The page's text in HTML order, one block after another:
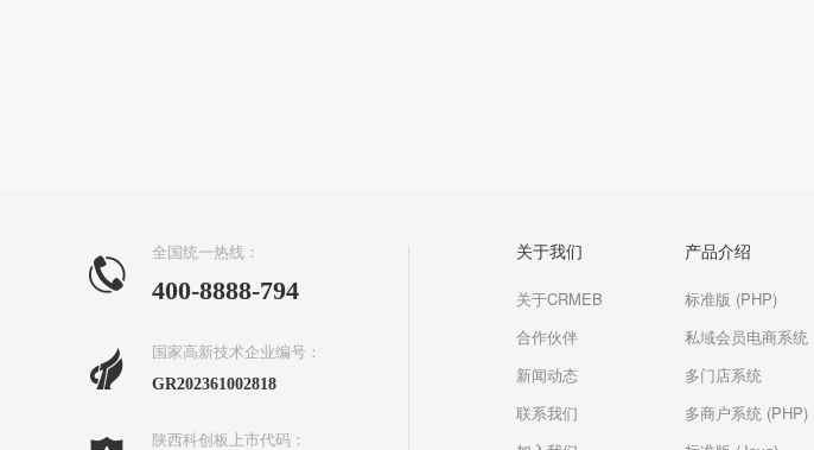
全国统一热线：
400-8888-794
国家高新技术企业编号：
GR202361002818
陕西科创板上市代码：
关于我们
关于CRMEB
合作伙伴
新闻动态
联系我们
产品介绍
标准版 (PHP)
私域会员电商系统
多门店系统
多商户系统 (PHP)